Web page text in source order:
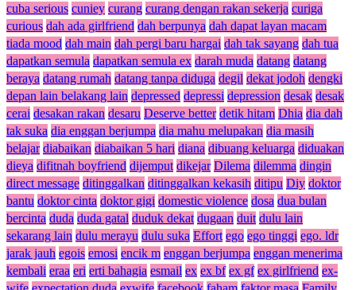
cuba serious cuniey curang curang dengan rakan sekerja curiga
curious dah ada girlfriend dah berpunya dah dapat layan macam
tiada mood dah main dah pergi baru hargai dah tak sayang dah tua
dapatkan semula dapatkan semula ex darah muda datang datang
beraya datang rumah datang tanpa diduga degil dekat jodoh dengki
depan lain belakang lain depressed depressi depression desak desak
cerai desakan rakan desaru Deserve better detik hitam Dhia dia dah
tak suka dia enggan berjumpa dia mahu melupakan dia masih
belajar diabaikan diabaikan 5 hari diana dibuang keluarga diduakan
dieya difitnah boyfriend dijemput dikejar Dilema dilemma dingin
direct message ditinggalkan ditinggalkan kekasih ditipu Diy doktor
bantu doktor cinta doktor gigi domestic violence dosa dua bulan
bercinta duda duda gatal duduk dekat dugaan duit dulu lain
sekarang lain dulu merayu dulu suka Effort ego ego tinggi ego. ldr
jarak jauh egois emosi encik m enggan berjumpa enggan menerima
kembali eraa eri erti bahagia esmail ex ex bf ex gf ex girlfriend ex-